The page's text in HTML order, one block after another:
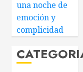
una noche de
emoción y
complicidad